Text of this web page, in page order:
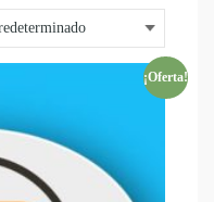
¡Oferta!